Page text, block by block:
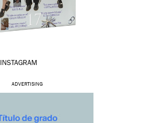
INSTAGRAM
ADVERTISING